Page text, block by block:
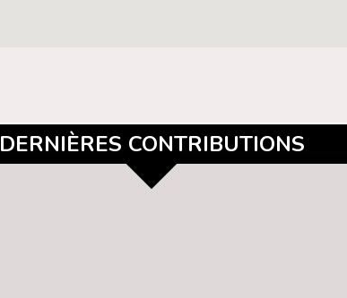
DERNIÈRES CONTRIBUTIONS